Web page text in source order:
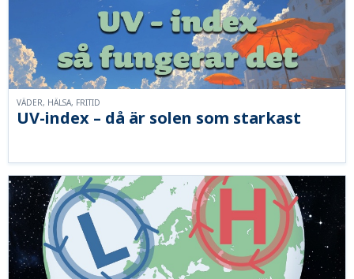
UV-index – då är solen som starkast
VÄDER, HÄLSA, FRITID